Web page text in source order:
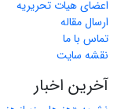
اعضای هیات تحریریه
ارسال مقاله
تماس با ما
نقشه سایت
آخرین اخبار